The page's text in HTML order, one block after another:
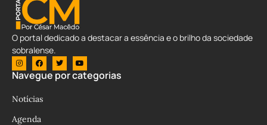
O portal dedicado a destacar a essência e o brilho da sociedade
sobralense.
Navegue por categorias
Notícias
Agenda